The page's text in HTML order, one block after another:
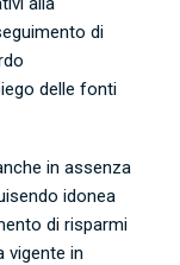
di
delle fonti
in assenza
idonea
di risparmi
vigente in